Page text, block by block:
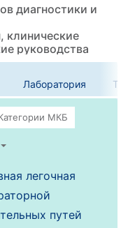
диагностики и
клинические
руководства
Лаборатория
легочная
путей